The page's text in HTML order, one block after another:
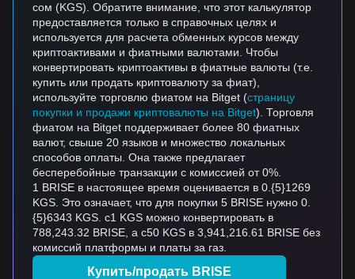
сом (KGS). Обратите внимание, что этот калькулятор
предоставляется только в справочных целях и
используется для расчета обменных курсов между
криптоактивами и фиатными валютами. Чтобы
конвертировать криптоактивы в фиатные валюты (т.е.
купить или продать криптовалюту за фиат),
используйте торговлю фиатом на Bitget (страницу
покупки и продажи криптовалюты на Bitget). Торговля
фиатом на Bitget поддерживает более 80 фиатных
валют, свыше 20 языков и множество локальных
способов оплаты. Она также предлагает
бесперебойные транзакции с комиссией от 0%.
1 BRISE в настоящее время оценивается в 0.{5}1269
KGS. Это означает, что для покупки 5 BRISE нужно 0.
{5}6343 KGS. с1 KGS можно конвертировать в
788,243.32 BRISE, а с50 KGS в 3,941,216.61 BRISE без
комиссий платформы и платы за газ.
Купить/продать BRISE